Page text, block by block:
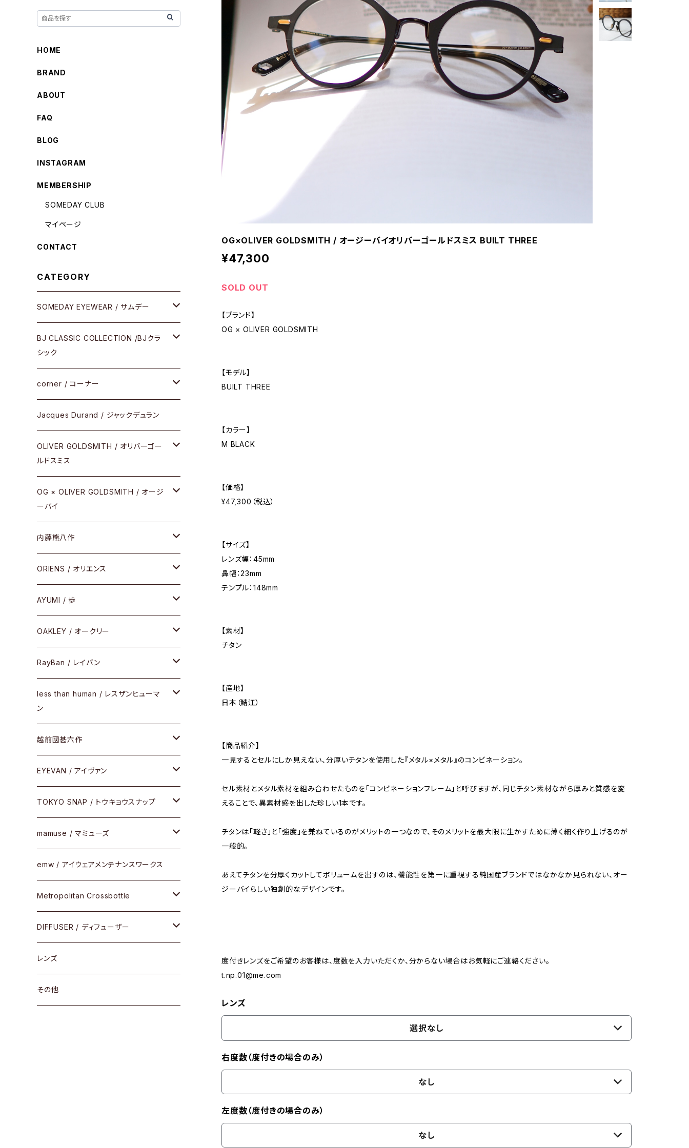
OG×OLIVER GOLDSMITH / オージーバイオリバーゴールドスミス BUILT THREE
¥47,300
SOLD OUT
【ブランド】
OG × OLIVER GOLDSMITH
【モデル】
BUILT THREE
【カラー】
M BLACK
【価格】
¥47,300（税込）
【サイズ】
レンズ幅：45mm
鼻幅：23mm
テンプル：148mm
【素材】
チタン
【産地】
日本（鯖江）
【商品紹介】
一見するとセルにしか見えない、分厚いチタンを使用した『メタル×メタル』のコンビネーション。
セル素材とメタル素材を組み合わせたものを「コンビネーションフレーム」と呼びますが、同じチタン素材ながら厚みと質感を変
えることで、異素材感を出した珍しい1本です。
チタンは「軽さ」と「強度」を兼ねているのがメリットの一つなので、そのメリットを最大限に生かすために薄く細く作り上げるのが
一般的。
あえてチタンを分厚くカットしてボリュームを出すのは、機能性を第一に重視する純国産ブランドではなかなか見られない、オー
ジーバイらしい独創的なデザインです。
度付きレンズをご希望のお客様は、度数を入力いただくか、分からない場合はお気軽にご連絡ください。
t.np.01@me.com
レンズ
選択なし
右度数（度付きの場合のみ）
なし
左度数（度付きの場合のみ）
なし
HOME
BRAND
ABOUT
FAQ
BLOG
INSTAGRAM
MEMBERSHIP
SOMEDAY CLUB
マイページ
CONTACT
CATEGORY
SOMEDAY EYEWEAR / サムデー
メガネ
サングラス
アパレル
その他
BJ CLASSIC COLLECTION /BJクラ
シック
CELLULOID（CRAFTSMAN EDITION）
SHINBARI（CRAFTSMAN EDITION）
URUSHI（CRAFTSMAN EDITION）
REVIVAL EDITION
HEAVY EDITION
COMBI （コンビシリーズ）
PREMIUM（プレミアムシリーズ）
PLASTIC（プラスティックシリーズ）
SIRMONT（サーモントシリーズ）
SUNSHIFT
ケア用品
corner / コーナー
リサーチシリーズ
サブリメイションシリーズ
Jacques Durand / ジャックデュラン
OLIVER GOLDSMITH / オリバーゴー
ルドスミス
メタル
セル
コンビ
OG × OLIVER GOLDSMITH / オージ
ーバイ
メタル
セル
コンビ
内藤熊八作
セル
メタル
コンビ
ORIENS / オリエンス
セルフレーム
メタルフレーム
その他
AYUMI / 歩
セルフレーム
OAKLEY / オークリー
メガネフレーム
サングラス
Frogskins(フロッグスキン )
限定モデル
その他
修理
RayBan / レイバン
メガネフレーム
サングラス
その他
less than human / レスザンヒューマ
ン
メガネフレーム
サングラス
その他
越前國甚六作
セルフレーム
メタルフレーム
コンビフレーム
EYEVAN / アイヴァン
メガネ
サングラス
その他
TOKYO SNAP / トウキョウスナップ
セルフレーム
メタルフレーム
コンビネーション
mamuse / マミューズ
セル
メタル
コンビ
emw / アイウェアメンテナンスワークス
Metropolitan Crossbottle
30cm×30cm
18cm×13cm
DIFFUSER / ディフューザー
グラスコード
メガネケース
レンズ
その他